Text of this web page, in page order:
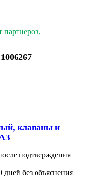
партнеров,
клапаны и
подтверждения
дней без объяснения